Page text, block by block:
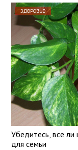
ЗДОРОВЬЕ
Убедитесь, все
для семьи